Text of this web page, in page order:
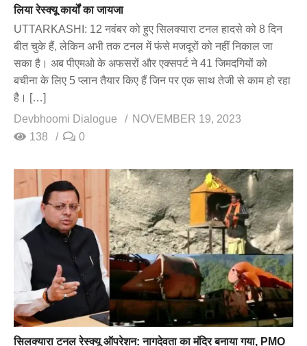
लिया रेस्क्यू कार्यों का जायजा
UTTARKASHI: 12 नवंबर को हुए सिलक्यारा टनल हादसे को 8 दिन
बीत चुके हैं, लेकिन अभी तक टनल में फंसे मजदूरों को नहीं निकाल जा
सका है। अब पीएमओ के अफसरों और एक्सपर्ट ने 41 जिमदगियों को
बचीना के लिए 5 प्लान तैयार किए हैं जिन पर एक साथ तेजी से काम हो रहा
है। […]
Devbhoomi Dialogue
NOVEMBER 19, 2023
138
0
सिलक्यारा टनल रेस्क्यू ऑपरेशन: नागदेवता का मंदिर बनाया गया, PMO